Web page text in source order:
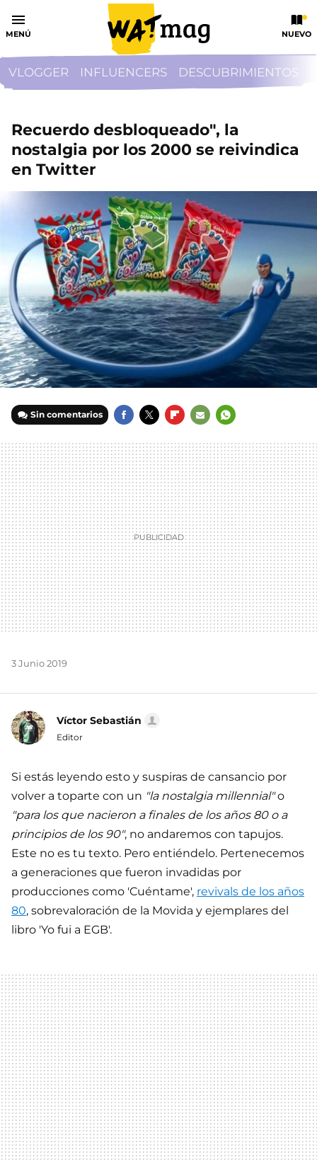
MENÚ NUEVO
VLOGGER INFLUENCERS DESCUBRIMIENTOS
Recuerdo desbloqueado", la
nostalgia por los 2000 se reivindica
en Twitter
Sin comentarios
MAIL
3 Junio 2019
Víctor Sebastián
Editor
Si estás leyendo esto y suspiras de cansancio por
volver a toparte con un "la nostalgia millennial"o
"para los que nacieron a finales de los años 80 o a
principios de los 90", no andaremos con tapujos.
Este no es tu texto. Pero entiéndelo. Pertenecemos
a generaciones que fueron invadidas por
producciones como 'Cuéntame', revivals de los años
80, sobrevaloración de la Movida y ejemplares del
libro 'Yo fui a EGB'.